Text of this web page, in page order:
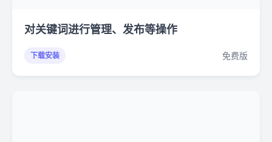
对关键词进行管理、发布等操作
下载安装 免费版